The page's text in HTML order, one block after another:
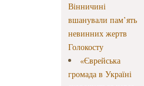
Вінничині
вшанували пам’ять
невинних жертв
Голокосту
«Єврейська
громада в Україні